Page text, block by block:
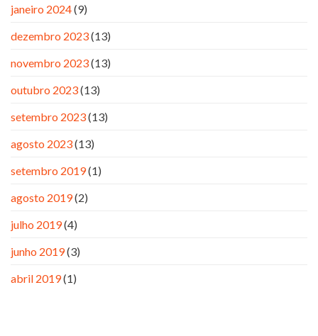
janeiro 2024(9)
dezembro 2023(13)
novembro 2023(13)
outubro 2023(13)
setembro 2023(13)
agosto 2023(13)
setembro 2019(1)
agosto 2019(2)
julho 2019(4)
junho 2019(3)
abril 2019(1)